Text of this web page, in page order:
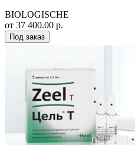
BIOLOGISCHE
от 37 400.00 р.
Под заказ